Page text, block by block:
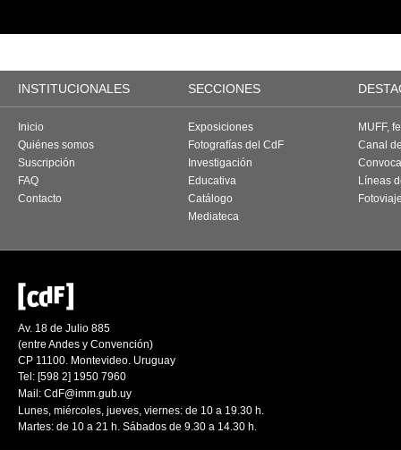
INSTITUCIONALES SECCIONES
Inicio
Quiénes somos
Suscripción
FAQ
Contacto
Exposiciones
Fotografías del CdF
Investigación
Educativa
Catálogo
Mediateca
MUFF,
Canal
Líneas
Av. 18 de Julio 885
(entre Andes y Convención)
CP 11100. Montevideo. Uruguay
Tel: [598 2] 1950 7960
Mail: CdF@imm.gub.uy
Lunes, miércoles, jueves, viernes: de 10 a 19.30 h.
Martes: de 10 a 21 h. Sábados de 9.30 a 14.30 h.